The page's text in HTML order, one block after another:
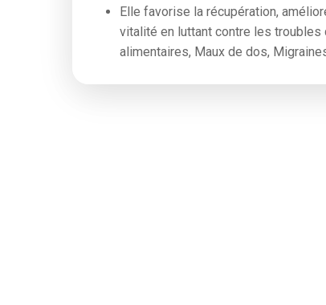
Elle favorise la récupération,
vitalité en luttant contre les troubles
alimentaires, Maux de dos,